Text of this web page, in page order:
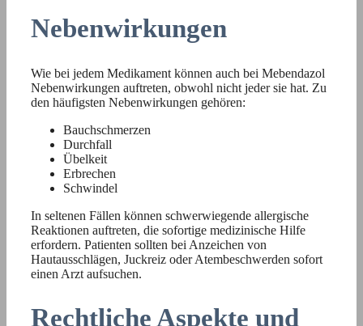
Nebenwirkungen
Wie bei jedem Medikament können auch bei Mebendazol
Nebenwirkungen auftreten, obwohl nicht jeder sie hat. Zu
den häufigsten Nebenwirkungen gehören:
Bauchschmerzen
Durchfall
Übelkeit
Erbrechen
Schwindel
In seltenen Fällen können schwerwiegende allergische
Reaktionen auftreten, die sofortige medizinische Hilfe
erfordern. Patienten sollten bei Anzeichen von
Hautausschlägen, Juckreiz oder Atembeschwerden sofort
einen Arzt aufsuchen.
Rechtliche Aspekte und